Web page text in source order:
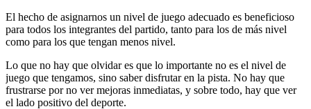
El hecho de asignarnos un nivel de juego adecuado es beneficioso
para todos los integrantes del partido, tanto para los de más nivel
como para los que tengan menos nivel.
Lo que no hay que olvidar es que lo importante no es el nivel de
juego que tengamos, sino saber disfrutar en la pista. No hay que
frustrarse por no ver mejoras inmediatas, y sobre todo, hay que ver
el lado positivo del deporte.